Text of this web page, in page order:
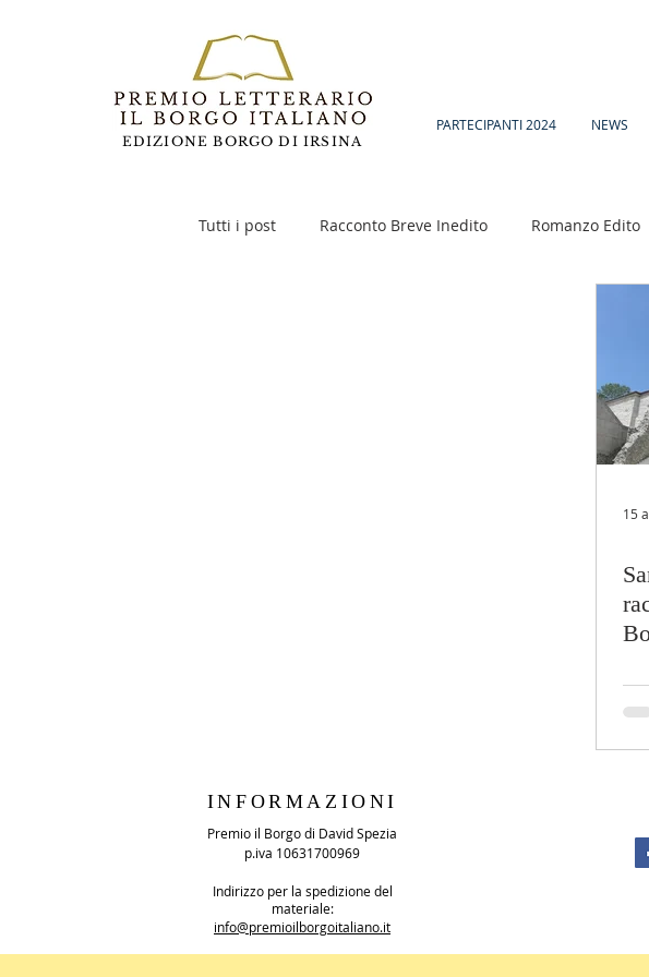
EDIZIONE BORGO DI IRSINA
PARTECIPANTI 2024 NEWS
Tutti i post Racconto Breve Inedito Romanzo Edito
15
INFORMAZIONI
Premio il Borgo di David Spezia
p.iva 10631700969
Indirizzo per la spedizione del
materiale:
info@premioilborgoitaliano.it